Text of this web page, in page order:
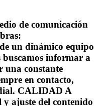
de comunicación
un dinámico equipo
buscamos informar a
una constante
en contacto,
CALIDAD A
ajuste del contenido